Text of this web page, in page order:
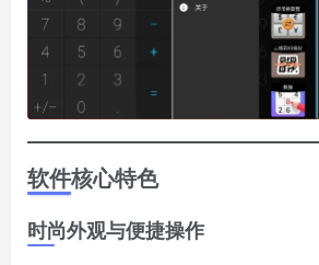
软件核心特色
时尚外观与便捷操作